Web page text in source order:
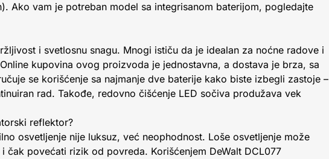
Ako vam je potreban model sa integrisanom baterijom, pogledajte
i svetlosnu snagu. Mnogi ističu da je idealan za noćne radove i
kupovina ovog proizvoda je jednostavna, a dostava je brza, sa
se korišćenje sa najmanje dve baterije kako biste izbegli zastoje –
rad. Takođe, redovno čišćenje LED sočiva produžava vek
reflektor?
osvetljenje nije luksuz, već neophodnost. Loše osvetljenje može
povećati rizik od povreda. Korišćenjem DeWalt DCL077